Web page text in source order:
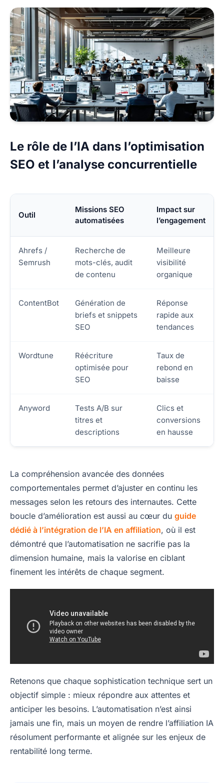
Le rôle de l’IA dans l’optimisation
SEO et l’analyse concurrentielle
Outil
Missions SEO
automatisées
Impact sur
l’engagement
Ahrefs /
Semrush
Recherche de
mots-clés, audit
de contenu
Meilleure
visibilité
organique
ContentBot
Génération de
briefs et snippets
SEO
Réponse
rapide aux
tendances
Wordtune
Réécriture
optimisée pour
SEO
Taux de
rebond en
baisse
Anyword
Tests A/B sur
titres et
descriptions
Clics et
conversions
en hausse
La compréhension avancée des données
comportementales permet d’ajuster en continu les
messages selon les retours des internautes. Cette
boucle d’amélioration est aussi au cœur du guide
dédié à l’intégration de l’IA en affiliation, où il est
démontré que l’automatisation ne sacrifie pas la
dimension humaine, mais la valorise en ciblant
finement les intérêts de chaque segment.
Retenons que chaque sophistication technique sert un
objectif simple : mieux répondre aux attentes et
anticiper les besoins. L’automatisation n’est ainsi
jamais une fin, mais un moyen de rendre l’affiliation IA
résolument performante et alignée sur les enjeux de
rentabilité long terme.